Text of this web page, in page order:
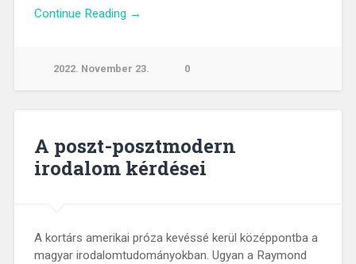
Continue Reading →
2022. November 23. 0
A poszt-posztmodern
irodalom kérdései
A kortárs amerikai próza kevéssé kerül középpontba a
magyar irodalomtudományokban. Ugyan a Raymond